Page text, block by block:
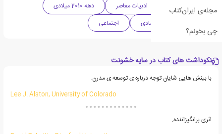
مجله‌ی ایران‌کتاب
چی بخونم؟
ادبیات آمریکا ادبیات معاصر
دهه 2010 میلادی
اقتصادی اجتماعی
نکوداشت های کتاب در سایه خشونت
با بینش هایی شایان توجه درباره ی توسعه ی مدرن.
Lee J. Alston, University of Colorado
اثری برانگیزاننده.